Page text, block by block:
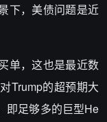
下，美债问题是近
单，这也是最近数
Trump的超预期大
即足够多的巨型He